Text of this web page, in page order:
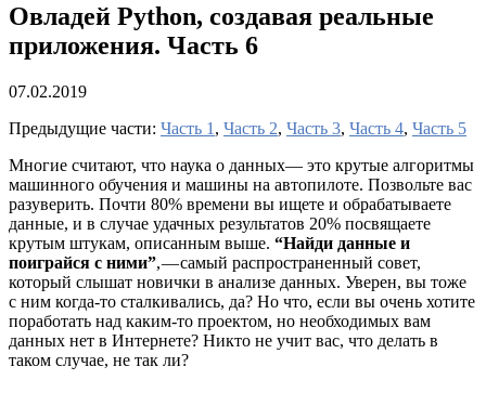
Овладей Python, создавая реальные
приложения. Часть 6
07.02.2019
Предыдущие части: Часть 1 , Часть 2, Часть 3, Часть 4, Часть 5
Многие считают, что наука о данных— это крутые алгоритмы
машинного обучения и машины на автопилоте. Позвольте вас
разуверить. Почти 80% времени вы ищете и обрабатываете
данные, и в случае удачных результатов 20% посвящаете
крутым штукам, описанным выше. “Найди данные и
поиграйся с ними”, — самый распространенный совет,
который слышат новички в анализе данных. Уверен, вы тоже
с ним когда-то сталкивались, да? Но что, если вы очень хотите
поработать над каким-то проектом, но необходимых вам
данных нет в Интернете? Никто не учит вас, что делать в
таком случае, не так ли?